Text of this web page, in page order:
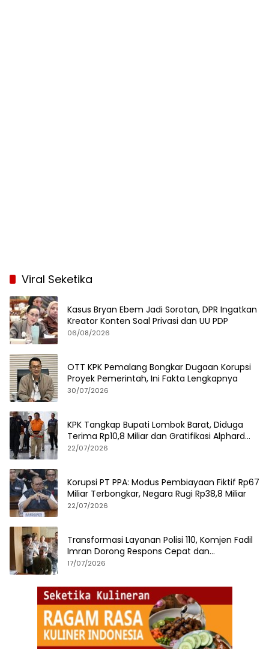
Viral Seketika
Kasus Bryan Ebem Jadi Sorotan, DPR Ingatkan
Kreator Konten Soal Privasi dan UU PDP
06/08/2026
OTT KPK Pemalang Bongkar Dugaan Korupsi
Proyek Pemerintah, Ini Fakta Lengkapnya
30/07/2026
KPK Tangkap Bupati Lombok Barat, Diduga
Terima Rp10,8 Miliar dan Gratifikasi Alphard
hingga iPhone 17 Pro
22/07/2026
Korupsi PT PPA: Modus Pembiayaan Fiktif Rp67
Miliar Terbongkar, Negara Rugi Rp38,8 Miliar
22/07/2026
Transformasi Layanan Polisi 110, Komjen Fadil
Imran Dorong Respons Cepat dan
Terintegrasi
17/07/2026